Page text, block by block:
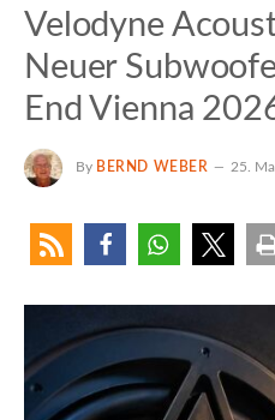
Velodyne
Neuer
End Vienna
By BERND WEBER 25.